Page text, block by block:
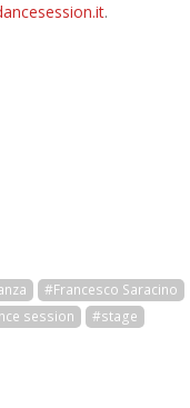
.
#Francesco Saracino
session #stage